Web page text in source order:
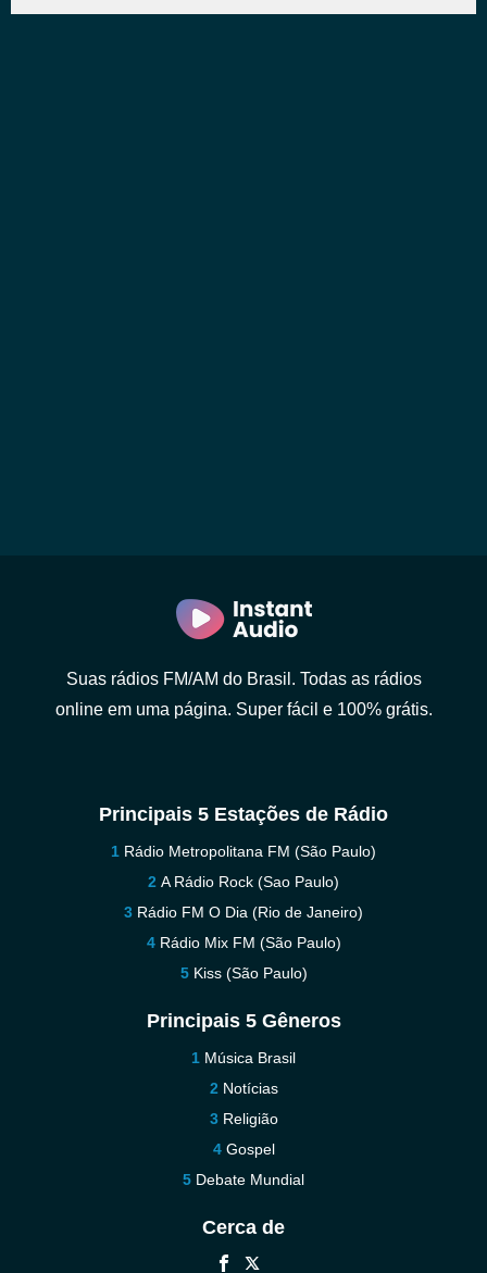
Suas rádios FM/AM do Brasil. Todas as rádios
online em uma página. Super fácil e 100% grátis.
Principais 5 Estações de Rádio
Rádio Metropolitana FM (São Paulo)
A Rádio Rock (Sao Paulo)
Rádio FM O Dia (Rio de Janeiro)
Rádio Mix FM (São Paulo)
Kiss (São Paulo)
Principais 5 Gêneros
Música Brasil
Notícias
Religião
Gospel
Debate Mundial
Cerca de